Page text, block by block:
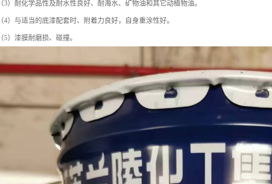
（3）耐化学品性及耐水性良好、耐海水、矿物油和其它动植物油。
（4）与适当的底漆配套时、附着力良好，自身重涂性好。
（5）漆膜耐磨损、碰撞。